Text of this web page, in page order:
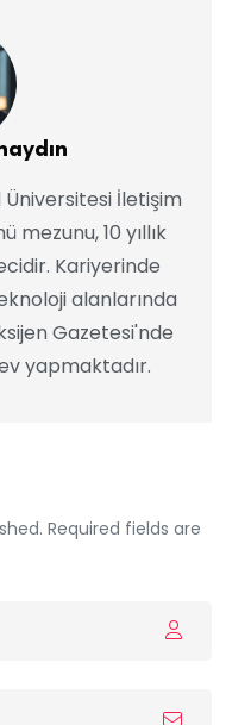
Üniversitesi İletişim
mezunu, 10 yıllık
Kariyerinde
alanlarında
Gazetesi'nde
yapmaktadır.
Required fields are